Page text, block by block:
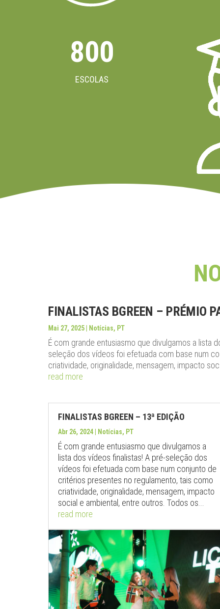
800
ESCOLAS
FINALISTAS BGREEN – PRÉMIO
Mai 27, 2025 Notícias, PT
É com grande entusiasmo que divulgamos a lista
seleção dos vídeos foi efetuada com base num
criatividade, originalidade, mensagem, impacto
read more
FINALISTAS BGREEN – 13ª EDIÇÃO
Abr 26, 2024 Notícias, PT
É com grande entusiasmo que divulgamos a
lista dos vídeos finalistas! A pré-seleção dos
vídeos foi efetuada com base num conjunto de
critérios presentes no regulamento, tais como
criatividade, originalidade, mensagem, impacto
social e ambiental, entre outros. Todos os...
read more